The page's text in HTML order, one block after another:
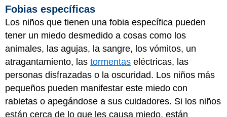
Fobias específicas
Los niños que tienen una fobia específica pueden
tener un miedo desmedido a cosas como los
animales, las agujas, la sangre, los vómitos, un
atragantamiento, las tormentas eléctricas, las
personas disfrazadas o la oscuridad. Los niños más
pequeños pueden manifestar este miedo con
rabietas o apegándose a sus cuidadores. Si los niños
están cerca de lo que les causa miedo, están